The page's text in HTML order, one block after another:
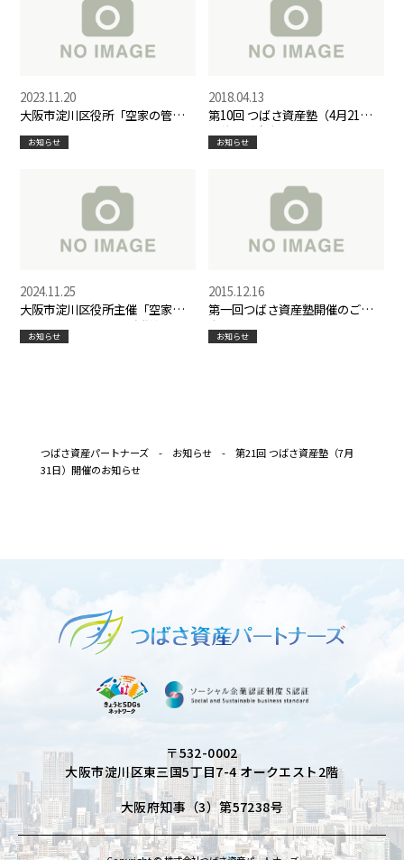
大阪市淀川区役所「空家の管
理・活用セミナー」に代表岡原
が登壇しました
2023.11.20
お知らせ
第10回 つばさ資産塾（4月21日）
開催のご案内
2018.04.13
お知らせ
大阪市淀川区役所主催「空家セ
ミナー」に代表岡原が登壇しま
した
2024.11.25
お知らせ
第一回つばさ資産塾開催のご案
内
2015.12.16
お知らせ
つばさ資産パートナーズ- お知らせ- 第21回 つばさ資産塾（7月
31日）開催のお知らせ
〒532-0002
大阪市淀川区東三国5丁目7-4 オークエスト2階
大阪府知事（3）第57238号